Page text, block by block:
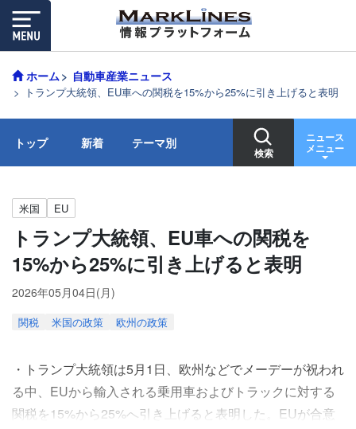
ホーム 自動車産業ニュース
トランプ大統領、EU車への関税を15%から25%に引き上げると表明
トップ 新着 テーマ別
検索
ニュース
メニュー
米国 EU
トランプ大統領、EU車への関税を
15%から25%に引き上げると表明
2026年05月04日(月)
関税 米国の政策 欧州の政策
・トランプ大統領は5月1日、欧州などでメーデーが祝われ
る中、EUから輸入される乗用車およびトラックに対する
関税を15%から25%へ引き上げると表明した。EUが合意